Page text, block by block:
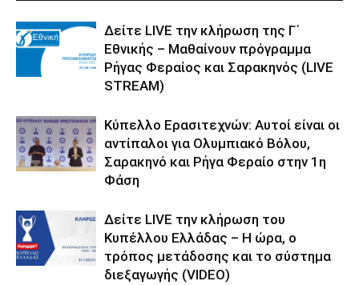
Δείτε LIVE την κλήρωση της Γ΄
Εθνικής – Μαθαίνουν πρόγραμμα
Ρήγας Φεραίος και Σαρακηνός (LIVE
STREAM)
Κύπελλο Ερασιτεχνών: Αυτοί είναι οι
αντίπαλοι για Ολυμπιακό Βόλου,
Σαρακηνό και Ρήγα Φεραίο στην 1η
Φάση
Δείτε LIVE την κλήρωση του
Κυπέλλου Ελλάδας – Η ώρα, ο
τρόπος μετάδοσης και το σύστημα
διεξαγωγής (VIDEO)